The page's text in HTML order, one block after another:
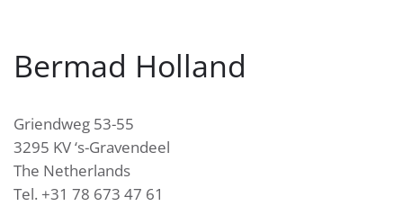
Bermad Holland
Griendweg 53-55
3295 KV ‘s-Gravendeel
The Netherlands
Tel. +31 78 673 47 61